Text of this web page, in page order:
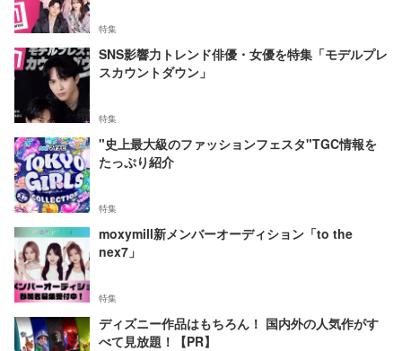
特集
SNS影響力トレンド俳優・女優を特集「モデルプレ
スカウントダウン」
特集
"史上最大級のファッションフェスタ"TGC情報を
たっぷり紹介
特集
moxymill新メンバーオーディション「to the
nex7」
特集
ディズニー作品はもちろん！ 国内外の人気作がす
べて見放題！【PR】